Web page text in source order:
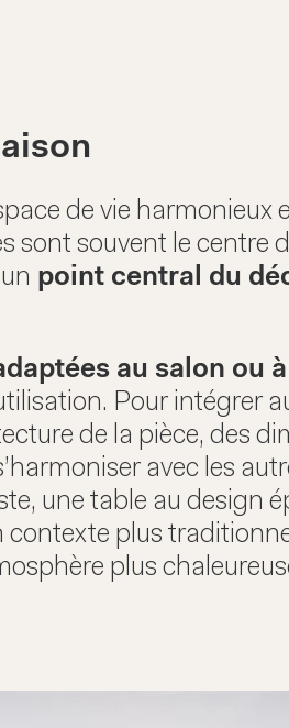
de vie harmonieux
sont souvent le centre
point central du
au salon ou
Pour intégrer
de la pièce, des
avec les
une table au design
contexte plus
plus